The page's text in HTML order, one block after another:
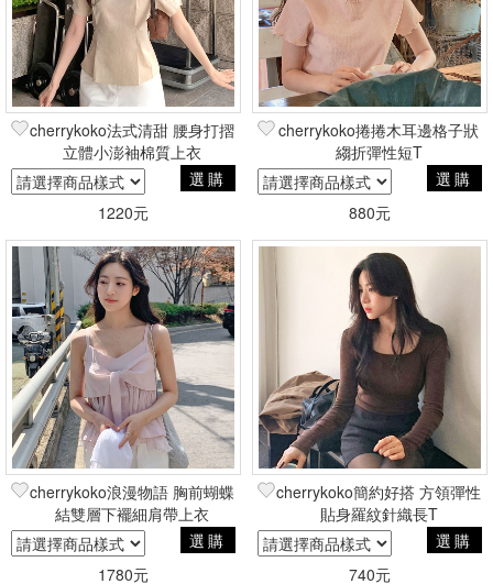
cherrykoko法式清甜 腰身打摺
立體小澎袖棉質上衣
選購
1220元
cherrykoko捲捲木耳邊格子狀
縐折彈性短T
選購
880元
cherrykoko浪漫物語 胸前蝴蝶
結雙層下襬細肩帶上衣
選購
1780元
cherrykoko簡約好搭 方領彈性
貼身羅紋針織長T
選購
740元